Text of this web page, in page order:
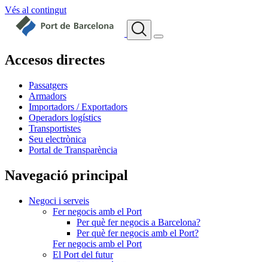
Vés al contingut
Accesos directes
Passatgers
Armadors
Importadors / Exportadors
Operadors logístics
Transportistes
Seu electrònica
Portal de Transparència
Navegació principal
Negoci i serveis
Fer negocis amb el Port
Per què fer negocis a Barcelona?
Per què fer negocis amb el Port?
Fer negocis amb el Port
El Port del futur